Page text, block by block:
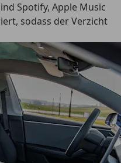
Spotify, Apple Music
sodass der Verzicht